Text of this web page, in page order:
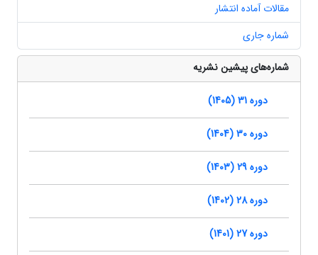
مقالات آماده انتشار
شماره جاری
شماره‌های پیشین نشریه
دوره 31 (1405)
دوره 30 (1404)
دوره 29 (1403)
دوره 28 (1402)
دوره 27 (1401)